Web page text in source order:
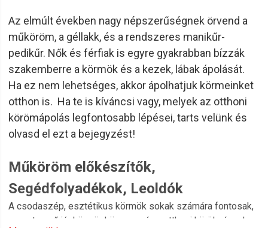
Az elmúlt években nagy népszerűségnek örvend a
műköröm, a géllakk, és a rendszeres manikűr-
pedikűr. Nők és férfiak is egyre gyakrabban bízzák
szakemberre a körmök és a kezek, lábak ápolását.
Ha ez nem lehetséges, akkor ápolhatjuk körmeinket
otthon is. Ha te is kíváncsi vagy, melyek az otthoni
körömápolás legfontosabb lépései, tarts velünk és
olvasd el ezt a bejegyzést!
Műköröm előkészítők,
Segédfolyadékok, Leoldók
A csodaszép, esztétikus körmök sokak számára fontosak,
rengeteg nő jár körmöshöz vagy épp otthoni körülmények